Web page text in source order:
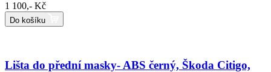
1 100,- Kč
Do košíku
Lišta do přední masky- ABS černý, Škoda Citigo,